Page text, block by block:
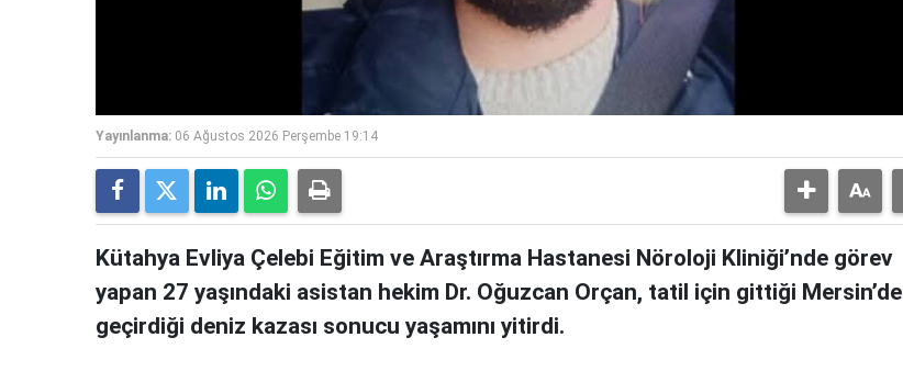
Yayınlanma: 06 Ağustos 2026 Perşembe 19:14
Kütahya Evliya Çelebi Eğitim ve Araştırma Hastanesi Nöroloji Kliniği’nde görev
yapan 27 yaşındaki asistan hekim Dr. Oğuzcan Orçan, tatil için gittiği Mersin’de
geçirdiği deniz kazası sonucu yaşamını yitirdi.